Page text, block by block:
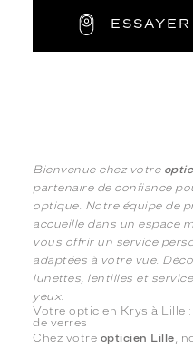
Bienvenue chez votre
partenaire de confiance
optique. Notre équipe de
accueille dans un espace
vous offrir un service
adaptées à votre vue.
lunettes, lentilles et
yeux.
Votre opticien Krys à Lille
de verres
Chez votre opticien Lille,